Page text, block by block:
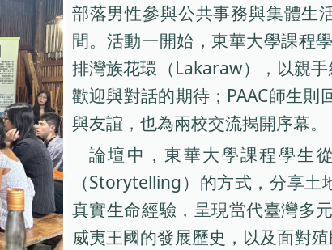
部落男性參與公共事務與集體生
間。活動一開始，東華大學課程
排灣族花環（Lakaraw），以親
歡迎與對話的期待；PAAC師生
與友誼，也為兩校交流揭開序幕。
論壇中，東華大學課程學生
（Storytelling）的方式，分享
真實生命經驗，呈現當代臺灣多
威夷王國的發展歷史，以及面對